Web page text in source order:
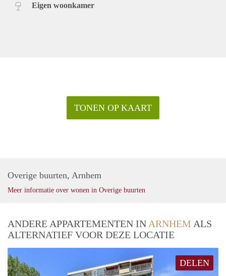
Eigen woonkamer
TONEN OP KAART
Overige buurten, Arnhem
Meer informatie over wonen in Overige buurten
ANDERE APPARTEMENTEN IN ARNHEM ALS
ALTERNATIEF VOOR DEZE LOCATIE
DELEN